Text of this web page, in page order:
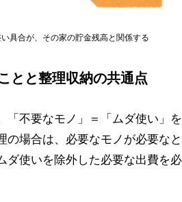
具合が、その家の貯金残高と関係する
とと整理収納の共通点
「不要なモノ」＝「ムダ使い」
の場合は、必要なモノが必要な
ダ使いを除外した必要な出費を